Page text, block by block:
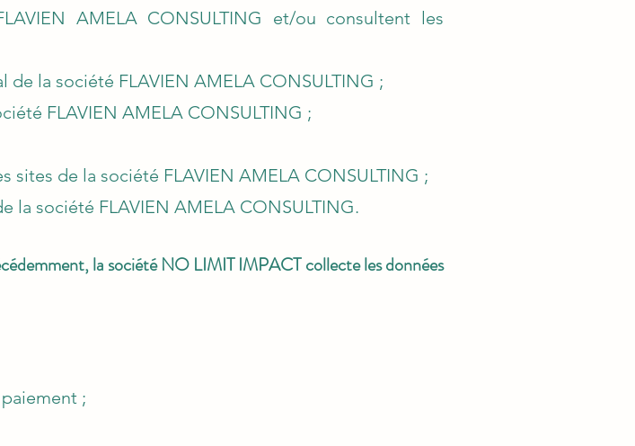
AMELA CONSULTING et/ou consultent les
de la société FLAVIEN AMELA CONSULTING ;
FLAVIEN AMELA CONSULTING ;
sites de la société FLAVIEN AMELA CONSULTING ;
la société FLAVIEN AMELA CONSULTING.
la société NO LIMIT IMPACT collecte les données
;